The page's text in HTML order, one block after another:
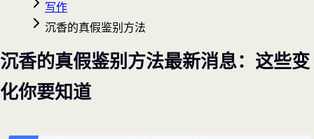
写作
沉香的真假鉴别方法
沉香的真假鉴别方法最新消息：这些变
化你要知道